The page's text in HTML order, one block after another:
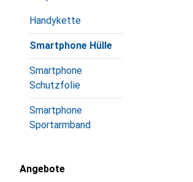
Handykette
Smartphone Hülle
Smartphone
Schutzfolie
Smartphone
Sportarmband
Angebote